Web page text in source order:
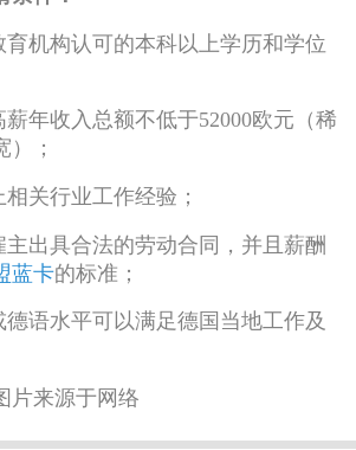
机构认可的本科以上学历和学位
收入总额不低于52000欧元（稀
；
关行业工作经验；
出具合法的劳动合同，并且薪酬
蓝卡的标准；
语水平可以满足德国当地工作及
来源于网络